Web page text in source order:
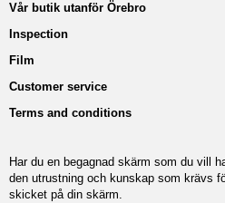
Vår butik utanför Örebro
Inspection
Film
Customer service
Terms and conditions
Har du en begagnad skärm som du vill
den utrustning och kunskap som krävs
skicket på din skärm.